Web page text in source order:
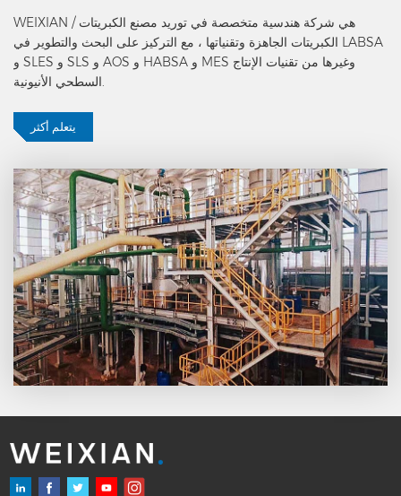
WEIXIAN هي شركة هندسية متخصصة في توريد مصنع الكبريتات /
الكبريتات الجاهزة وتقنياتها ، مع التركيز على البحث والتطوير في LABSA
و SLES و SLS و AOS و HABSA و MES وغيرها من تقنيات الإنتاج
السطحي الأنيونية.
يتعلم أكثر